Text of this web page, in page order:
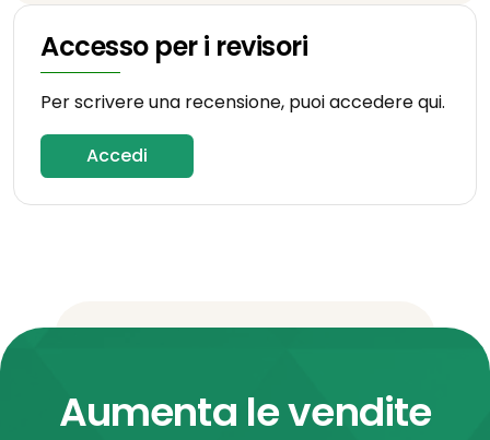
Accesso per i revisori
Per scrivere una recensione, puoi accedere qui.
Accedi
Aumenta le vendite